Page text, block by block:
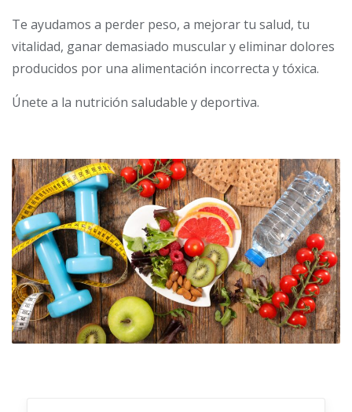
Te ayudamos a perder peso, a mejorar tu salud, tu
vitalidad, ganar demasiado muscular y eliminar dolores
producidos por una alimentación incorrecta y tóxica.
Únete a la nutrición saludable y deportiva.